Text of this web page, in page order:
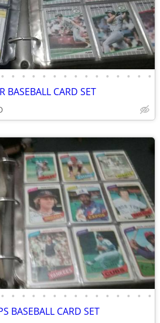
• • • • • • • • • • • • • • •
BASEBALL CARD SET
• • • • • • • • • • • • • • •
BASEBALL CARD SET